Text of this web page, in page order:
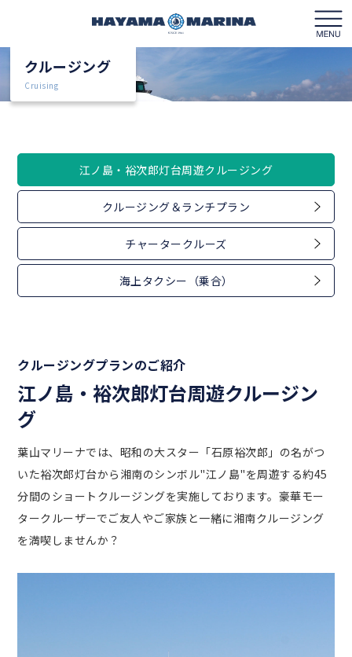
フロアガイド
クルージング
ボートライセンス
レンタルスペース
葉山周辺の気象情報
ライブカメラ 風向・風速
ライブカメラ ハーバー
クルージング
Cruising
江ノ島・裕次郎灯台周遊クルージング
クルージング＆ランチプラン
チャータークルーズ
海上タクシー（乗合）
クルージングプランのご紹介
江ノ島・裕次郎灯台周遊クルージン
グ
葉山マリーナでは、昭和の大スター「石原裕次郎」の名がつ
いた裕次郎灯台から湘南のシンボル"江ノ島"を周遊する約45
分間のショートクルージングを実施しております。豪華モー
タークルーザーでご友人やご家族と一緒に湘南クルージング
を満喫しませんか？